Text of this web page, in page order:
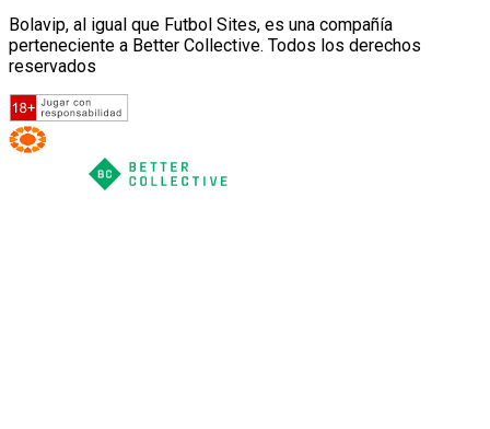
Bolavip, al igual que Futbol Sites, es una compañía
perteneciente a Better Collective. Todos los derechos
reservados